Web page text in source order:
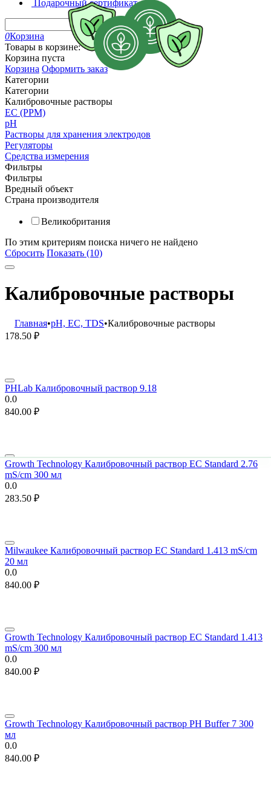
Подарочный сертификат
0Корзина
Товары в корзине:
Корзина пуста
Корзина Оформить заказ
Категории
Категории
Калибровочные растворы
EC (PPM)
pH
Растворы для хранения электродов
Регуляторы
Средства измерения
Фильтры
Фильтры
Вредный объект
Страна производителя
Великобритания
По этим критериям поиска ничего не найдено
Сбросить Показать (10)
Калибровочные растворы
Главная•pH, EC, TDS•Калибровочные растворы
178.50 ₽
PHLab Калибровочный раствор 9.18
0.0
840.00 ₽
Growth Technology Калибровочный раствор EC Standard 2.76
mS/cm 300 мл
0.0
283.50 ₽
Milwaukee Калибровочный раствор EC Standard 1.413 mS/cm
20 мл
0.0
840.00 ₽
Growth Technology Калибровочный раствор EC Standard 1.413
mS/cm 300 мл
0.0
840.00 ₽
Growth Technology Калибровочный раствор PH Buffer 7 300
мл
0.0
840.00 ₽